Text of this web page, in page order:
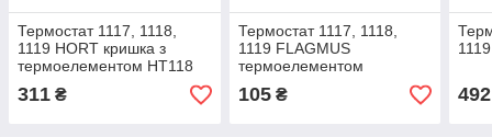
Термостат 1117, 1118,
1119 HORT кришка з
термоелементом HT118
311 ₴
Термостат 1117, 1118,
1119 FLAGMUS
термоелементом
105₴ 492